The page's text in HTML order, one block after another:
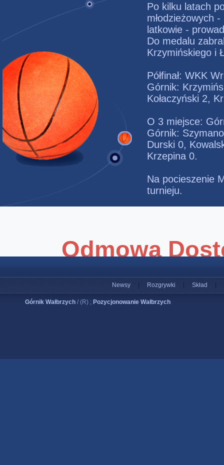
Po kilku latach
młodzieżowych
latkowie -
Do medalu
Krzymińskiego i
Półfinał: WKK
Górnik:
Kołaczyński 2,
O 3 miejsce:
Górnik:
Durski 0,
Krzepina 0.
Na pocieszenie
turnieju.
Newsy Rozgrywki Skład
Górnik Wałbrzych / (R) ; Pozycjonowanie Wałbrzych